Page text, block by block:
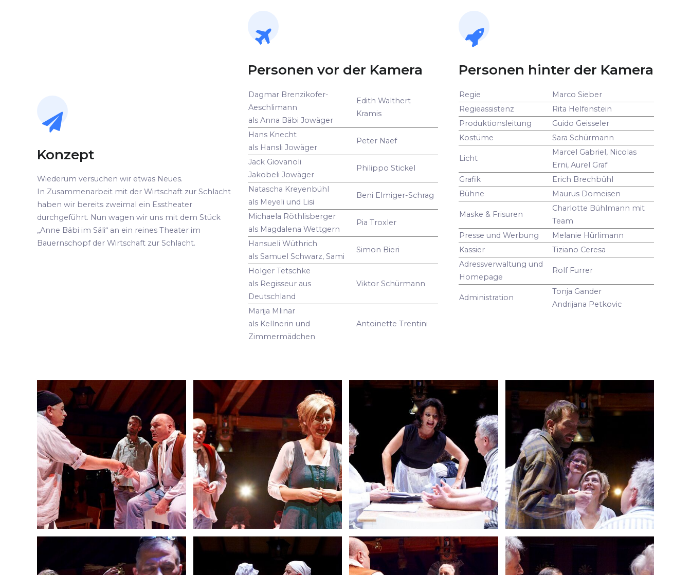
Konzept
Wiederum versuchen wir etwas Neues.
In Zusammenarbeit mit der Wirtschaft zur Schlacht
haben wir bereits zweimal ein Esstheater
durchgeführt. Nun wagen wir uns mit dem Stück
„Anne Bäbi im Säli“ an ein reines Theater im
Bauernschopf der Wirtschaft zur Schlacht.
Personen vor der Kamera
Dagmar Brenzikofer-
Aeschlimann
als Anna Bäbi Jowäger
Edith Walthert
Kramis
Hans Knecht
als Hansli Jowäger
Peter Naef
Jack Giovanoli
Jakobeli Jowäger
Philippo Stickel
Natascha Kreyenbühl
als Meyeli und Lisi
Beni Elmiger-Schrag
Michaela Röthlisberger
als Magdalena Wettgern
Pia Troxler
Hansueli Wüthrich
als Samuel Schwarz, Sami
Simon Bieri
Holger Tetschke
als Regisseur aus
Deutschland
Viktor Schürmann
Marija Mlinar
als Kellnerin und
Zimmermädchen
Antoinette Trentini
Personen hinter der Kamera
Regie
Marco Sieber
Regieassistenz
Rita Helfenstein
Produktionsleitung
Guido Geisseler
Kostüme
Sara Schürmann
Licht
Marcel Gabriel, Nicolas
Erni, Aurel Graf
Grafik
Erich Brechbühl
Bühne
Maurus Domeisen
Maske & Frisuren
Charlotte Bühlmann mit
Team
Presse und Werbung
Melanie Hürlimann
Kassier
Tiziano Ceresa
Adressverwaltung und
Homepage
Rolf Furrer
Administration
Tonja Gander
Andrijana Petkovic